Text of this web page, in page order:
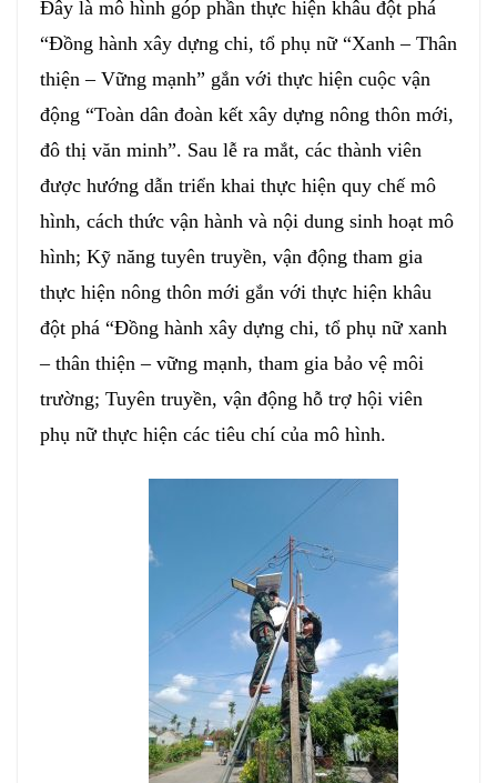
Đây là mô hình góp phần thực hiện khâu đột phá
“Đồng hành xây dựng chi, tổ phụ nữ “Xanh – Thân
thiện – Vững mạnh” gắn với thực hiện cuộc vận
động “Toàn dân đoàn kết xây dựng nông thôn mới,
đô thị văn minh”. Sau lễ ra mắt, các thành viên
được hướng dẫn triển khai thực hiện quy chế mô
hình, cách thức vận hành và nội dung sinh hoạt mô
hình; Kỹ năng tuyên truyền, vận động tham gia
thực hiện nông thôn mới gắn với thực hiện khâu
đột phá “Đồng hành xây dựng chi, tổ phụ nữ xanh
– thân thiện – vững mạnh, tham gia bảo vệ môi
trường; Tuyên truyền, vận động hỗ trợ hội viên
phụ nữ thực hiện các tiêu chí của mô hình.